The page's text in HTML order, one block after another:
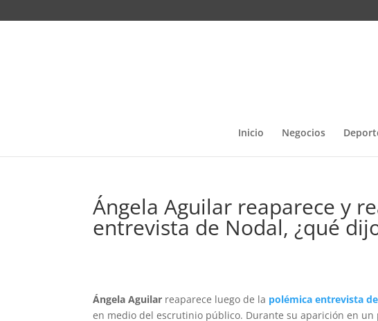
Inicio Negocios
Ángela Aguilar reaparece y
entrevista de Nodal, ¿qué
Ángela Aguilar reaparece luego de la polémica entrevista
en medio del escrutinio público. Durante su aparición en